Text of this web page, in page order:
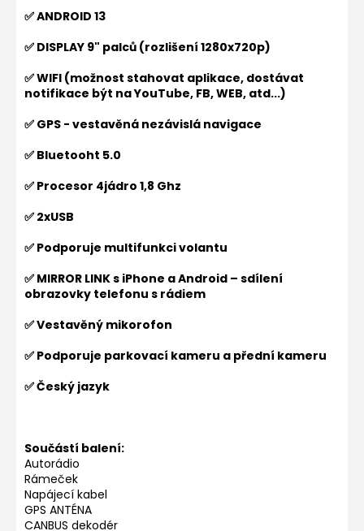
✅ ANDROID 13
✅ DISPLAY 9" palců (rozlišení 1280x720p)
✅ WIFI (možnost stahovat aplikace, dostávat
notifikace být na YouTube, FB, WEB, atd...)
✅ GPS - vestavěná nezávislá navigace
✅ Bluetooht 5.0
✅ Procesor 4jádro 1,8 Ghz
✅ 2xUSB
✅ Podporuje multifunkci volantu
✅ MIRROR LINK s iPhone a Android – sdílení
obrazovky telefonu s rádiem
✅ Vestavěný mikorofon
✅ Podporuje parkovací kameru a přední kameru
✅ Český jazyk
Součástí balení:
Autorádio
Rámeček
Napájecí kabel
GPS ANTÉNA
CANBUS dekodér